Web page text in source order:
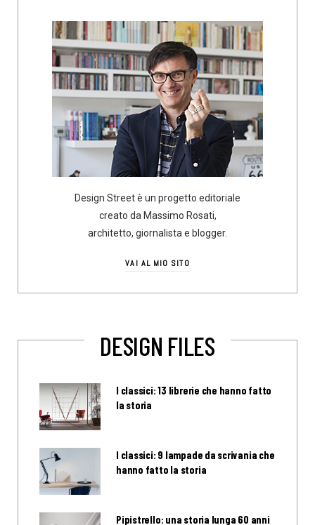
Design Street è un progetto editoriale
creato da Massimo Rosati,
architetto, giornalista e blogger.
VAI AL MIO SITO
DESIGN FILES
I classici: 13 librerie che hanno fatto
la storia
I classici: 9 lampade da scrivania che
hanno fatto la storia
Pipistrello: una storia lunga 60 anni